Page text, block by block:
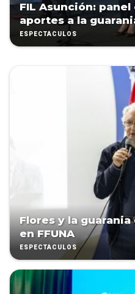
FIL Asunción:
aportes a la
ESPECTÁCULOS
Flores y la
en FFUNA
ESPECTÁCULOS